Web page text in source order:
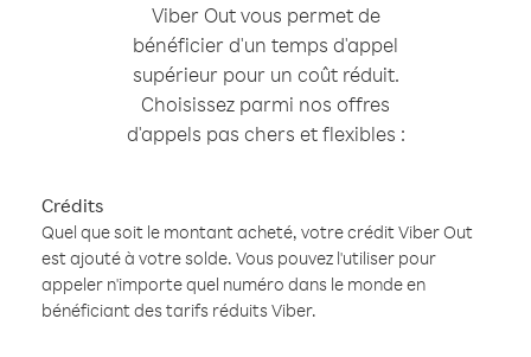
Viber Out vous permet de
bénéficier d'un temps d'appel
supérieur pour un coût réduit.
Choisissez parmi nos offres
d'appels pas chers et flexibles :
Crédits
Quel que soit le montant acheté, votre crédit Viber Out
est ajouté à votre solde. Vous pouvez l'utiliser pour
appeler n'importe quel numéro dans le monde en
bénéficiant des tarifs réduits Viber.